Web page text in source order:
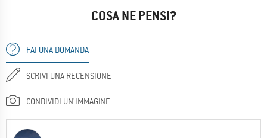
COSA NE PENSI?
FAI UNA DOMANDA
SCRIVI UNA RECENSIONE
CONDIVIDI UN'IMMAGINE